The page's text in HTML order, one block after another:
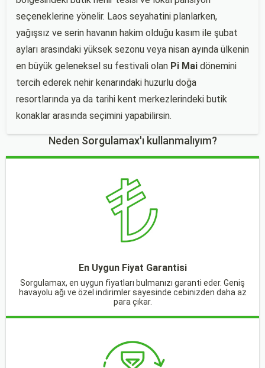
seçeneklerine yönelir. Laos seyahatini planlarken,
yağışsız ve serin havanın hakim olduğu kasım ile şubat
ayları arasındaki yüksek sezonu veya nisan ayında ülkenin
en büyük geleneksel su festivali olan Pi Mai dönemini
tercih ederek nehir kenarındaki huzurlu doğa
resortlarında ya da tarihi kent merkezlerindeki butik
konaklar arasında seçimini yapabilirsin.
Neden Sorgulamax'ı kullanmalıyım?
En Uygun Fiyat Garantisi
Sorgulamax, en uygun fiyatları bulmanızı garanti eder. Geniş
havayolu ağı ve özel indirimler sayesinde cebinizden daha az
para çıkar.